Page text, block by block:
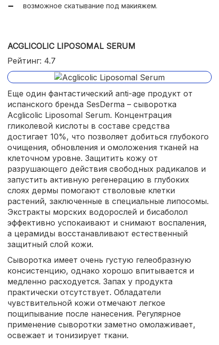
экономичный расход.
возможное скатывание под макияжем.
ACGLICOLIC LIPOSOMAL SERUM
Рейтинг: 4.7
Еще один фантастический anti-age продукт от
испанского бренда SesDerma – сыворотка
Acglicolic Liposomal Serum. Концентрация
гликолевой кислоты в составе средства
достигает 10%, что позволяет добиться глубокого
очищения, обновления и омоложения тканей на
клеточном уровне. Защитить кожу от
разрушающего действия свободных радикалов и
запустить активную регенерацию в глубоких
слоях дермы помогают стволовые клетки
растений, заключенные в специальные липосомы.
Экстракты морских водорослей и бисаболол
эффективно успокаивают и снимают воспаления,
а церамиды восстанавливают естественный
защитный слой кожи.
Сыворотка имеет очень густую гелеобразную
консистенцию, однако хорошо впитывается и
медленно расходуется. Запах у продукта
практически отсутствует. Обладатели
чувствительной кожи отмечают легкое
пощипывание после нанесения. Регулярное
применение сыворотки заметно омолаживает,
освежает и тонизирует ткани.